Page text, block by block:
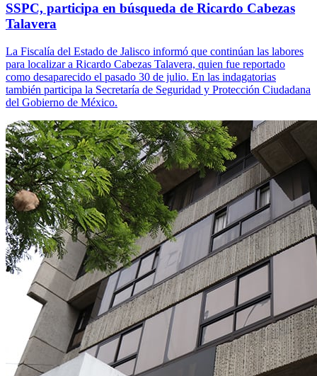
SSPC, participa en búsqueda de Ricardo Cabezas
Talavera
La Fiscalía del Estado de Jalisco informó que continúan las labores
para localizar a Ricardo Cabezas Talavera, quien fue reportado
como desaparecido el pasado 30 de julio. En las indagatorias
también participa la Secretaría de Seguridad y Protección Ciudadana
del Gobierno de México.